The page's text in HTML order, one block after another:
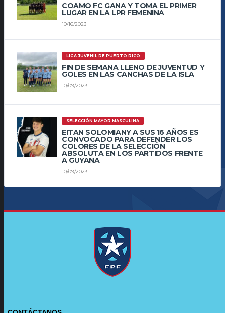
COAMO FC GANA Y TOMA EL PRIMER
LUGAR EN LA LPR FEMENINA
10/16/2023
LIGA JUVENIL DE PUERTO RICO
FIN DE SEMANA LLENO DE JUVENTUD Y
GOLES EN LAS CANCHAS DE LA ISLA
10/09/2023
SELECCIÓN MAYOR MASCULINA
EITAN SOLOMIANY A SUS 16 AÑOS ES
CONVOCADO PARA DEFENDER LOS
COLORES DE LA SELECCIÓN
ABSOLUTA EN LOS PARTIDOS FRENTE
A GUYANA
10/09/2023